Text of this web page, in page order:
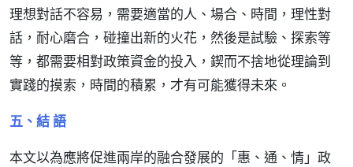
理想對話不容易，需要適當的人、場合、時間，理性對
話，耐心磨合，碰撞出新的火花，然後是試驗、探索等
等，都需要相對政策資金的投入，鍥而不捨地從理論到
實踐的摸索，時間的積累，才有可能獲得未來。
五、結 語
本文以為應將促進兩岸的融合發展的「惠、通、情」政